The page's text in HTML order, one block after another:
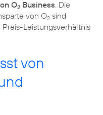
O2 Business . Die
von O2 sind
Leistungsverhältnis
von